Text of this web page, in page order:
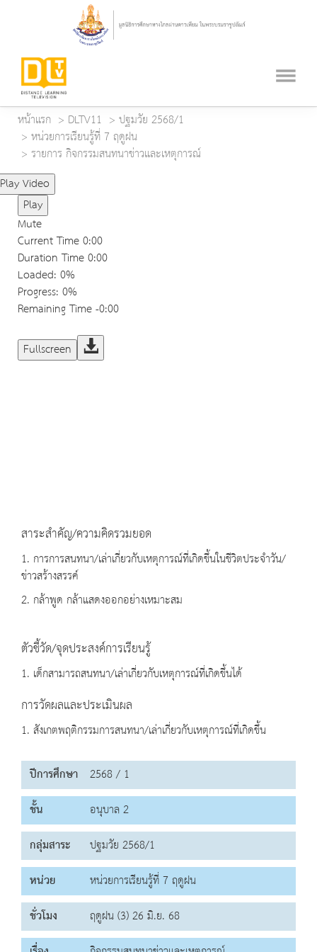
หน้าแรก DLTV11
ปฐมวัย 2568/1
หน่วยการเรียนรู้ที่ 7 ฤดูฝน
รายการ กิจกรรมสนทนาข่าวและเหตุการณ์
Play Video
Play
Mute
Current Time0:00
Duration Time0:00
Loaded: 0%
Progress: 0%
Remaining Time-0:00
Fullscreen
สาระสำคัญ/ความคิดรวมยอด
1. การการสนทนา/เล่าเกี่ยวกับเหตุการณ์ที่เกิดขึ้นในชีวิตประจำวัน/
ข่าวสร้างสรรค์
2. กล้าพูด กล้าแสดงออกอย่างเหมาะสม
ตัวชี้วัด/จุดประสงค์การเรียนรู้
1. เด็กสามารถสนทนา/เล่าเกี่ยวกับเหตุการณ์ที่เกิดขึ้นได้
การวัดผลและประเมินผล
1. สังเกตพฤติกรรมการสนทนา/เล่าเกี่ยวกับเหตุการณ์ที่เกิดขึ้น
ปีการศึกษา 2568 / 1
ชั้น
อนุบาล 2
กลุ่มสาระ
ปฐมวัย 2568/1
หน่วย
หน่วยการเรียนรู้ที่ 7 ฤดูฝน
ชั่วโมง
ฤดูฝน (3) 26 มิ.ย. 68